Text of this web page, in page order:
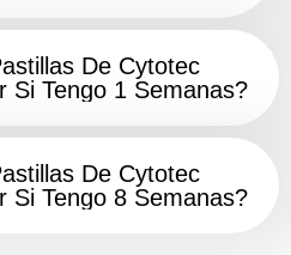
De Cytotec
Si Tengo 1 Semanas?
De Cytotec
Si Tengo 8 Semanas?